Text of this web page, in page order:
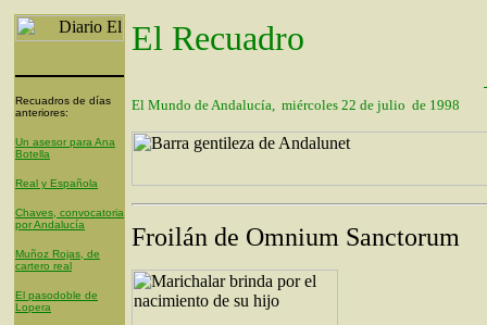
Recuadros de días
anteriores:
Un asesor para Ana
Botella
Real y Española
Chaves, convocatoria
por Andalucía
Muñoz Rojas, de
cartero real
El pasodoble de
Lopera
El Recuadro
El Mundo de Andalucía, miércoles 22 de julio de 1998
Froilán de Omnium Sanctorum